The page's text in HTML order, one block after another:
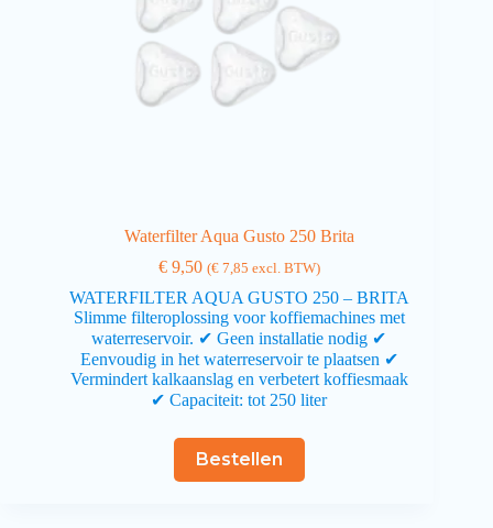
Waterfilter Aqua Gusto 250 Brita
€9,50 (€7,85 excl. BTW)
WATERFILTER AQUA GUSTO 250 – BRITA
Slimme filteroplossing voor koffiemachines met
waterreservoir. ✔ Geen installatie nodig ✔
Eenvoudig in het waterreservoir te plaatsen ✔
Vermindert kalkaanslag en verbetert koffiesmaak
✔ Capaciteit: tot 250 liter
Bestellen